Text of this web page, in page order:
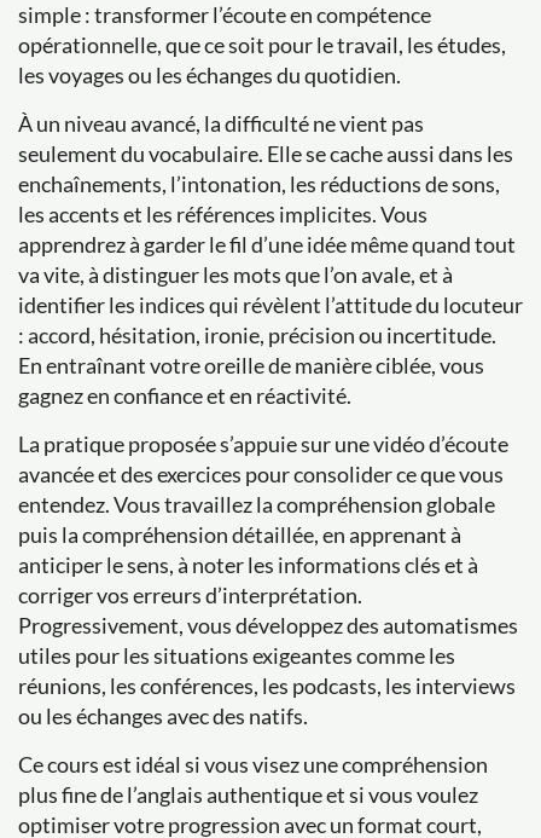
simple : transformer l’écoute en compétence
opérationnelle, que ce soit pour le travail, les études,
les voyages ou les échanges du quotidien.
À un niveau avancé, la difficulté ne vient pas
seulement du vocabulaire. Elle se cache aussi dans les
enchaînements, l’intonation, les réductions de sons,
les accents et les références implicites. Vous
apprendrez à garder le fil d’une idée même quand tout
va vite, à distinguer les mots que l’on avale, et à
identifier les indices qui révèlent l’attitude du locuteur
: accord, hésitation, ironie, précision ou incertitude.
En entraînant votre oreille de manière ciblée, vous
gagnez en confiance et en réactivité.
La pratique proposée s’appuie sur une vidéo d’écoute
avancée et des exercices pour consolider ce que vous
entendez. Vous travaillez la compréhension globale
puis la compréhension détaillée, en apprenant à
anticiper le sens, à noter les informations clés et à
corriger vos erreurs d’interprétation.
Progressivement, vous développez des automatismes
utiles pour les situations exigeantes comme les
réunions, les conférences, les podcasts, les interviews
ou les échanges avec des natifs.
Ce cours est idéal si vous visez une compréhension
plus fine de l’anglais authentique et si vous voulez
optimiser votre progression avec un format court,